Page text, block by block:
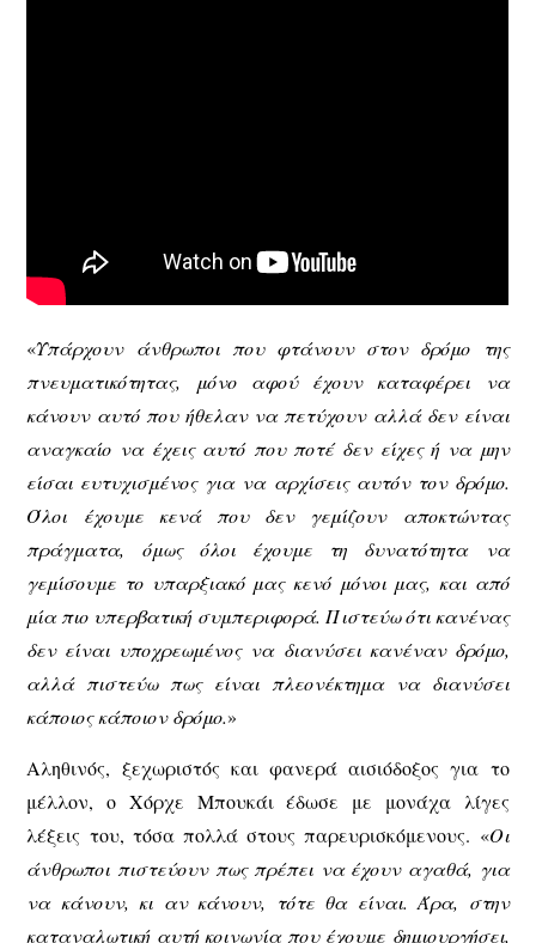
«Υπάρχουν άνθρωποι που φτάνουν στον δρόμο της
πνευματικότητας, μόνο αφού έχουν καταφέρει να
κάνουν αυτό που ήθελαν να πετύχουν αλλά δεν είναι
αναγκαίο να έχεις αυτό που ποτέ δεν είχες ή να μην
είσαι ευτυχισμένος για να αρχίσεις αυτόν τον δρόμο.
Όλοι έχουμε κενά που δεν γεμίζουν αποκτώντας
πράγματα, όμως όλοι έχουμε τη δυνατότητα να
γεμίσουμε το υπαρξιακό μας κενό μόνοι μας, και από
μία πιο υπερβατική συμπεριφορά. Πιστεύω ότι κανένας
δεν είναι υποχρεωμένος να διανύσει κανέναν δρόμο,
αλλά πιστεύω πως είναι πλεονέκτημα να διανύσει
κάποιος κάποιον δρόμο.»
Αληθινός, ξεχωριστός και φανερά αισιόδοξος για το
μέλλον, ο Χόρχε Μπουκάι έδωσε με μονάχα λίγες
λέξεις του, τόσα πολλά στους παρευρισκόμενους. «Οι
άνθρωποι πιστεύουν πως πρέπει να έχουν αγαθά, για
να κάνουν, κι αν κάνουν, τότε θα είναι. Άρα, στην
καταναλωτική αυτή κοινωνία που έχουμε δημιουργήσει,